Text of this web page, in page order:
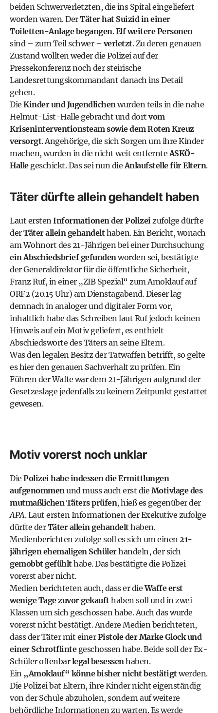
beiden Schwerverletzten, die ins Spital eingeliefert
worden waren. DerTäter hat Suizid in einer
Toiletten-Anlage begangen.Elf weitere Personen
sind – zum Teil schwer – verletzt. Zu deren genauen
Zustand wollten weder die Polizei auf der
Pressekonferenz noch der steirische
Landesrettungskommandant danach ins Detail
gehen.
Die Kinder und Jugendlichenwurden teils in die nahe
Helmut-List-Halle gebracht und dort vom
Kriseninterventionsteam sowie dem Roten Kreuz
versorgt. Angehörige, die sich Sorgen um ihre Kinder
machen, wurden in die nicht weit entfernteASKÖ-
Hallegeschickt. Das sei nun dieAnlaufstelle für Eltern.
Täter dürfte allein gehandelt haben
Laut erstenInformationen der Polizeizufolge dürfte
derTäter allein gehandelthaben. Ein Bericht, wonach
am Wohnort des 21-Jährigen bei einer Durchsuchung
ein Abschiedsbrief gefundenworden sei, bestätigte
der Generaldirektor für die öffentliche Sicherheit,
Franz Ruf, in einer „ZIB Spezial“ zum Amoklauf auf
ORF2 (20.15 Uhr) am Dienstagabend. Dieser lag
demnach in analoger und digitaler Form vor,
inhaltlich habe das Schreiben laut Ruf jedoch keinen
Hinweis auf ein Motiv geliefert, es enthielt
Abschiedsworte des Täters an seine Eltern.
Was den legalen Besitz der Tatwaffen betrifft, so gelte
es hier den genauen Sachverhalt zu prüfen. Ein
Führen der Waffe war dem 21-Jährigen aufgrund der
Gesetzeslage jedenfalls zu keinem Zeitpunkt gestattet
gewesen.
Motiv vorerst noch unklar
Die Polizei habe indessen die Ermittlungen
aufgenommenund muss auch erst die Motivlage des
mutmaßlichen Täters prüfen, hieß es gegenüber der
APA. Laut ersten Informationen der Exekutive zufolge
dürfte derTäter allein gehandelthaben.
Medienberichten zufolge soll es sich um einen21-
jährigen ehemaligen Schülerhandeln, der sich
gemobbt gefühlthabe. Das bestätigte die Polizei
vorerst aber nicht.
Medien berichteten auch, dass er dieWaffe erst
wenige Tage zuvor gekaufthaben soll und in zwei
Klassen um sich geschossen habe. Auch das wurde
vorerst nicht bestätigt. Andere Medien berichteten,
dass der Täter mit einerPistole der Marke Glock und
einer Schrotflintegeschossen habe. Beide soll der Ex-
Schüler offenbarlegal besessenhaben.
Ein „Amoklauf“ könne bisher nicht bestätigtwerden.
Die Polizei bat Eltern, ihre Kinder nicht eigenständig
von der Schule abzuholen, sondern auf weitere
behördliche Informationen zu warten. Es werde